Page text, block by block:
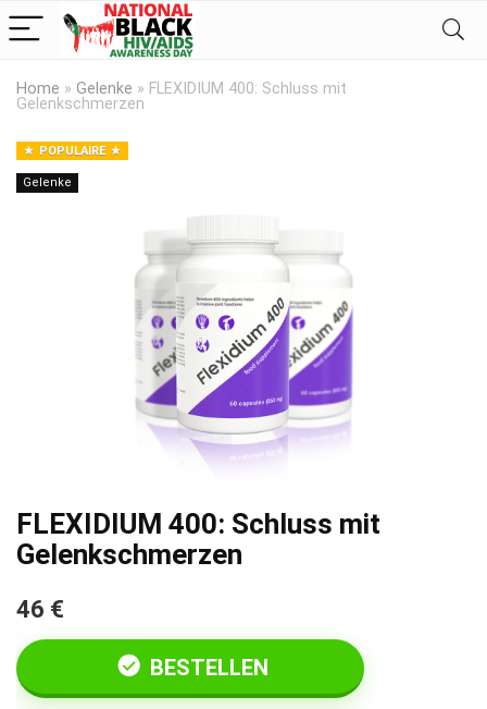
Home » Gelenke » FLEXIDIUM 400: Schluss mit
Gelenkschmerzen
POPULAIRE
Gelenke
FLEXIDIUM 400: Schluss mit
Gelenkschmerzen
46 €
BESTELLEN